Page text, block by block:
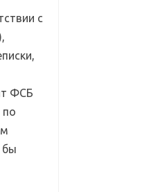
с
ФСБ
по
бы